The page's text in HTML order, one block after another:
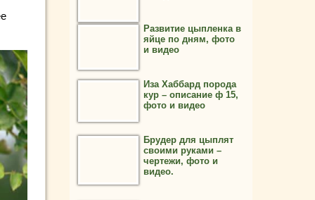
Развитие цыпленка в
яйце по дням, фото
и видео
Иза Хаббард порода
кур – описание ф 15,
фото и видео
Брудер для цыплят
своими руками –
чертежи, фото и
видео.